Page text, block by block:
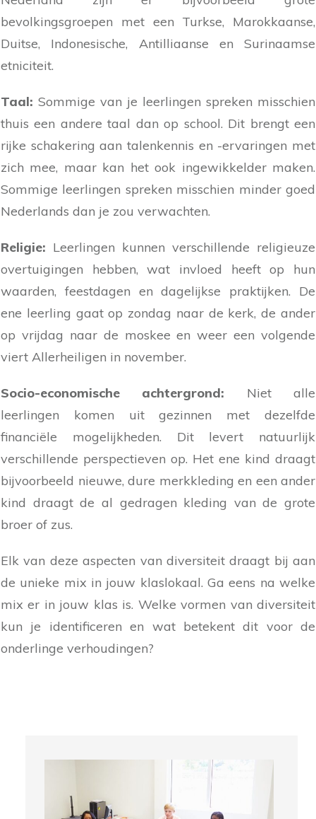
bevolkingsgroepen met een Turkse, Marokkaanse,
Duitse, Indonesische, Antilliaanse en Surinaamse
etniciteit.
Taal: Sommige van je leerlingen spreken misschien
thuis een andere taal dan op school. Dit brengt een
rijke schakering aan talenkennis en -ervaringen met
zich mee, maar kan het ook ingewikkelder maken.
Sommige leerlingen spreken misschien minder goed
Nederlands dan je zou verwachten.
Religie: Leerlingen kunnen verschillende religieuze
overtuigingen hebben, wat invloed heeft op hun
waarden, feestdagen en dagelijkse praktijken. De
ene leerling gaat op zondag naar de kerk, de ander
op vrijdag naar de moskee en weer een volgende
viert Allerheiligen in november.
Socio-economische achtergrond: Niet alle
leerlingen komen uit gezinnen met dezelfde
financiële mogelijkheden. Dit levert natuurlijk
verschillende perspectieven op. Het ene kind draagt
bijvoorbeeld nieuwe, dure merkkleding en een ander
kind draagt de al gedragen kleding van de grote
broer of zus.
Elk van deze aspecten van diversiteit draagt bij aan
de unieke mix in jouw klaslokaal. Ga eens na welke
mix er in jouw klas is. Welke vormen van diversiteit
kun je identificeren en wat betekent dit voor de
onderlinge verhoudingen?